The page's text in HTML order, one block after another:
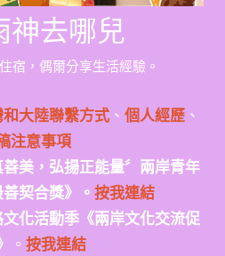
神去哪兒
宿，偶爾分享生活經驗。
和大陸聯繫方式、 個人經歷、
注意事項
美，弘揚正能量〞兩岸青年
契合獎》。 按我連結
化活動季《兩岸文化交流促
。 按我連結